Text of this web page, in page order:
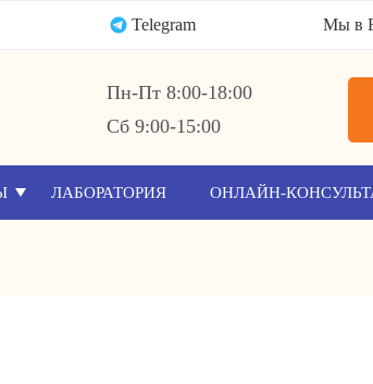
Telegram Мы в
Пн-Пт 8:00-18:00
Сб 9:00-15:00
ЛАБОРАТОРИЯ ОНЛАЙН-